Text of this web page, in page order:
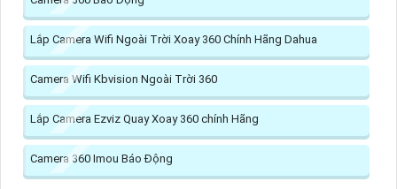
Lắp Camera Wifi Ngoài Trời Xoay 360 Chính Hãng Dahua
Camera Wifi Kbvision Ngoài Trời 360
Lắp Camera Ezviz Quay Xoay 360 chính Hãng
Camera 360 Imou Báo Động